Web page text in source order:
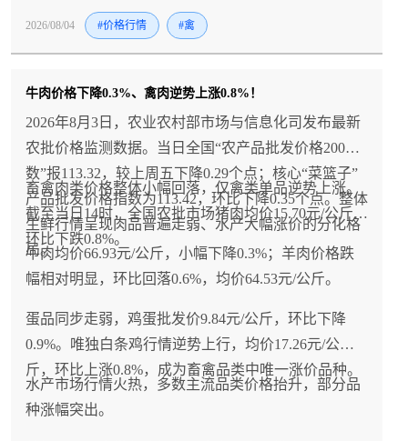
2026/08/04 #价格行情 #禽
牛肉价格下降0.3%、禽肉逆势上涨0.8%！
2026年8月3日，农业农村部市场与信息化司发布最新
农批价格监测数据。当日全国“农产品批发价格200指
数”报113.32，较上周五下降0.29个点；核心“菜篮子”
产品批发价格指数为113.42，环比下降0.35个点。整体
生鲜行情呈现肉品普遍走弱、水产大幅涨价的分化格
局。
畜禽肉类价格整体小幅回落，仅禽类单品逆势上涨。
截至当日14时，全国农批市场猪肉均价15.70元/公斤，
环比下跌0.8%。
牛肉均价66.93元/公斤，小幅下降0.3%；羊肉价格跌
幅相对明显，环比回落0.6%，均价64.53元/公斤。
蛋品同步走弱，鸡蛋批发价9.84元/公斤，环比下降
0.9%。唯独白条鸡行情逆势上行，均价17.26元/公
斤，环比上涨0.8%，成为畜禽品类中唯一涨价品种。
水产市场行情火热，多数主流品类价格抬升，部分品
种涨幅突出。